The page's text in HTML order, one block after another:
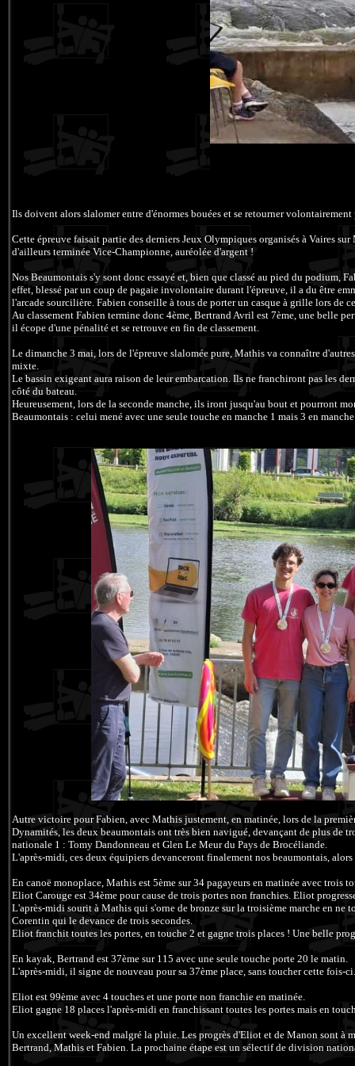
Ils doivent alors slalomer entre d'énormes bouées et se retourner
Cette épreuve faisait partie des derniers Jeux Olympiques organisés à Vaires
d'ailleurs terminée Vice-Championne, auréolée d'argent !
Nos Beaumontais s'y sont donc essayé et, bien que classé au pied du podium,
effet, blessé par un coup de pagaie involontaire durant l'épreuve, il a du être
l'arcade sourcilière. Fabien conseille à tous de porter un casque à grille lors de
Au classement Fabien termine donc 4ème, Bertrand Avril est 7ème, une belle
il écope d'une pénalité et se retrouve en fin de classement.
Le dimanche 3 mai, lors de l'épreuve slalomée pure, Mathis va connaître
mixte.
Le bassin exigeant aura raison de leur embarcation. Ils ne franchiront pas les
côté du bateau.
Heureusement, lors de la seconde manche, ils iront jusqu'au bout et pourront
Beaumontais : celui mené avec une seule touche en manche 1 mais 3 en
Autre victoire pour Fabien, avec Mathis justement, en matinée, lors de la
Dynamités, les deux beaumontais ont très bien navigué, devançant de plus de
nationale 1 : Tomy Dandonneau et Glen Le Meur du Pays de Brocéliande.
L'après-midi, ces deux équipiers devanceront finalement nos beaumontais,
En canoë monoplace, Mathis est 5ème sur 34 pagayeurs en matinée avec trois
Eliot Carouge est 34ème pour cause de trois portes non franchies. Eliot
L'après-midi sourit à Mathis qui s'orne de bronze sur la troisième marche en ne
Corentin qui le devance de trois secondes.
Eliot franchit toutes les portes, en touche 2 et gagne trois places ! Une belle
En kayak, Bertrand est 37ème sur 115 avec une seule touche porte 20 le matin.
L'après-midi, il signe de nouveau pour sa 37ème place, sans toucher cette fois-ci.
Eliot est 99ème avec 4 touches et une porte non franchie en matinée.
Eliot gagne 18 places l'après-midi en franchissant toutes les portes mais en
Un excellent week-end malgré la pluie. Les progrès d'Eliot et de Manon sont à
Bertrand, Mathis et Fabien. La prochaine étape est un sélectif de division